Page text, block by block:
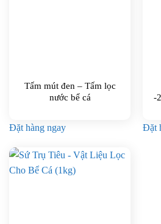
Tấm mút đen – Tấm lọc
nước bể cá
Đặt hàng ngay
-
Đặt